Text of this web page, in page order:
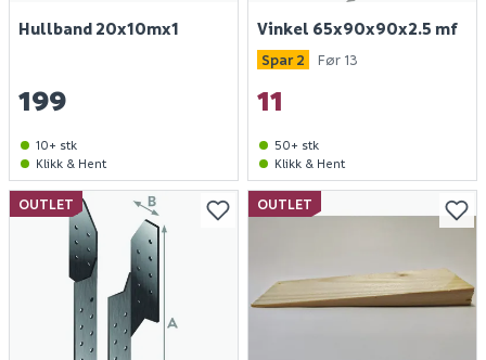
Hullband 20x10mx1
199
10+ stk
Klikk & Hent
Vinkel 65x90x90x2.5 mf
11
Spar 2 Før 13
50+ stk
Klikk & Hent
OUTLET OUTLET